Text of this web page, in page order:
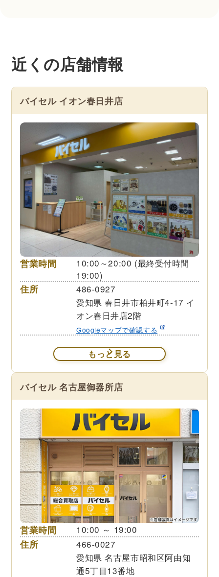
近くの店舗情報
バイセル イオン春日井店
営業時間
10:00～20:00 (最終受付時間
19:00)
住所
486-0927
愛知県 春日井市柏井町4-17 イ
オン春日井店2階
Googleマップで確認する
もっと見る
バイセル 名古屋御器所店
営業時間 10:00 ～ 19:00
住所
466-0027
愛知県 名古屋市昭和区阿由知
通5丁目13番地